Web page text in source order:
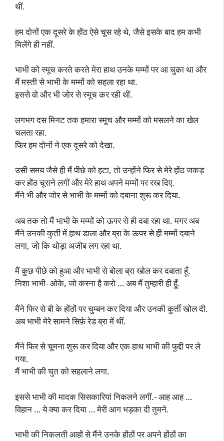
थीं.
हम दोनों एक दूसरे के होंठ ऐसे चूस रहे थे, जैसे इसके बाद हम कभी
मिलेंगे ही नहीं.
भाभी को स्मूच करते करते मेरा हाथ उनके मम्मों पर आ चुका था और
मैं मस्ती से भाभी के मम्मों को सहला रहा था.
इससे वो और भी जोर से स्मूच कर रही थीं.
लगभग दस मिनट तक हमारा स्मूच और मम्मों को मसलने का खेल
चलता रहा.
फिर हम दोनों ने एक दूसरे को देखा.
उसी समय जैसे ही मैं पीछे को हटा, तो उन्होंने फिर से मेरे होंठ जकड़
कर होंठ चूसने लगीं और मेरे हाथ अपने मम्मों पर रख दिए.
मैंने भी और जोर से भाभी के मम्मों को दबाना शुरू कर दिया.
अब तक तो मैं भाभी के मम्मों को ऊपर से ही दबा रहा था. मगर अब
मैंने उनकी कुर्ती में हाथ डाला और ब्रा के ऊपर से ही मम्मों दबाने
लगा, जो कि थोड़ा अजीब लग रहा था.
मैं कुछ पीछे को हुआ और भाभी से बोला ब्रा खोल कर दबाता हूँ.
निशा भाभी- ओके, जो करना है करो … अब मैं तुम्हारी ही हूँ.
मैंने फिर से बी के होंठों पर चुम्बन कर दिया और उनकी कुर्ती खोल दी.
अब भाभी मेरे सामने सिर्फ़ रेड ब्रा में थीं.
मैंने फिर से चूमना शुरू कर दिया और एक हाथ भाभी की फुद्दी पर ले
गया.
मैं भाभी की चुत को सहलाने लगा.
इससे भाभी की मादक सिसकारियां निकलने लगीं.- आह आह …
विहान … ये क्या कर दिया … मेरी आग भड़का दी तुमने.
भाभी की निकलती आहों से मैंने उनके होंठों पर अपने होंठों का